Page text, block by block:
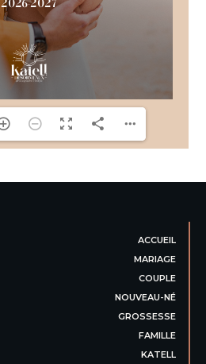
ACCUEIL
MARIAGE
COUPLE
NOUVEAU-NÉ
GROSSESSE
FAMILLE
KATELL